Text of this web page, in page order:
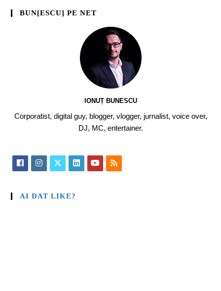
BUN[ESCU] PE NET
IONUȚ BUNESCU
Corporatist, digital guy, blogger, vlogger, jurnalist, voice over,
DJ, MC, entertainer.
AI DAT LIKE?